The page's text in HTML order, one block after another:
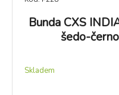
Bunda CXS
šedo-
Skladem